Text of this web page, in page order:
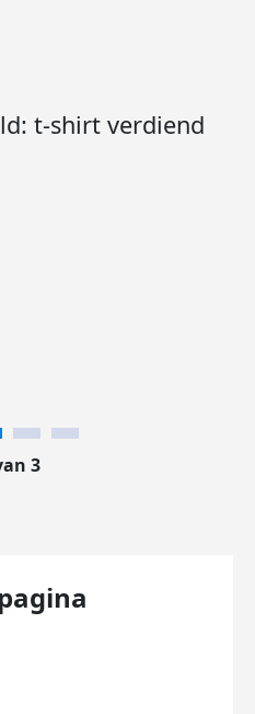
t-shirt verdiend
3